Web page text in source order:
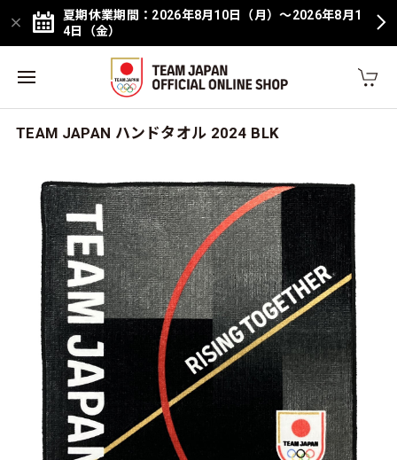
夏期休業期間：2026年8月10日（月）～2026年8月1
4日（金）
TEAM JAPAN ハンドタオル 2024 BLK